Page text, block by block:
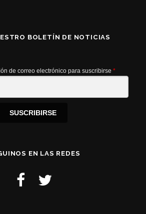
BOLETÍN DE NOTICIAS
de correo electrónico para suscribirse *
SUSCRIBIRSE
EN LAS REDES